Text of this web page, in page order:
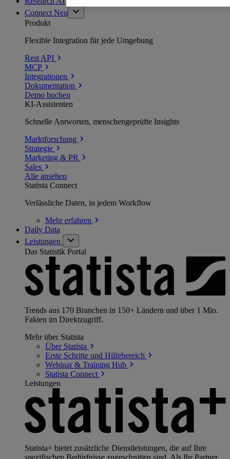
Connect Neu
Produkt
Flexible Integration für jede Umgebung
Rest API
MCP
Integrationen
Dokumentation
Demo buchen
KI-Assistenten
Schnelle Antworten, menschengeprüfte Insights
Marktforschung
Strategie
Marketing & PR
Sales
Alle ansehen
Statista Connect
Verlässliche Daten, in jedem Workflow
Mehrerfahren
Daily Data
Leistungen
Das Statistik Portal
Trends aus 170 Branchen in 150+ Ländern und über 1 Mio.
Fakten im Direktzugriff.
Mehr über Statista
Über Statista
Erste Schritte und Hilfebereich
Webinar & Training Hub
Statista Connect
Leistungen
Statista+ bietet zusätzliche Dienstleistungen, die auf Ihre
spezifischen Bedürfnisse zugeschnitten sind. Als Ihr Partner